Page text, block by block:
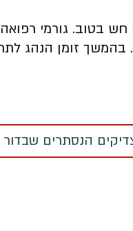
110, ונמצא כי הוא אינו חש בטוב.
בהמשך זומן הנהג
הנסתרים שבדור